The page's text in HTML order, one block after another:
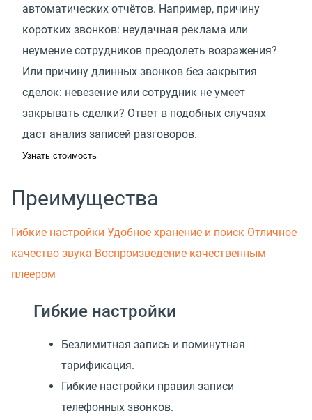
автоматических отчётов. Например, причину
коротких звонков: неудачная реклама или
неумение сотрудников преодолеть возражения?
Или причину длинных звонков без закрытия
сделок: невезение или сотрудник не умеет
закрывать сделки? Ответ в подобных случаях
даст анализ записей разговоров.
Узнать стоимость
Преимущества
Гибкие настройки Удобное хранение и поиск Отличное
качество звука Воспроизведение качественным
плеером
Гибкие настройки
Безлимитная запись и поминутная
тарификация.
Гибкие настройки правил записи
телефонных звонков.